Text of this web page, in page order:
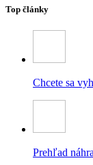
Top články
Chcete sa
Prehľad